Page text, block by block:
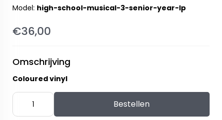
Model: high-school-musical-3-senior-year-lp
€36,00
Omschrijving
Coloured vinyl
Bestellen